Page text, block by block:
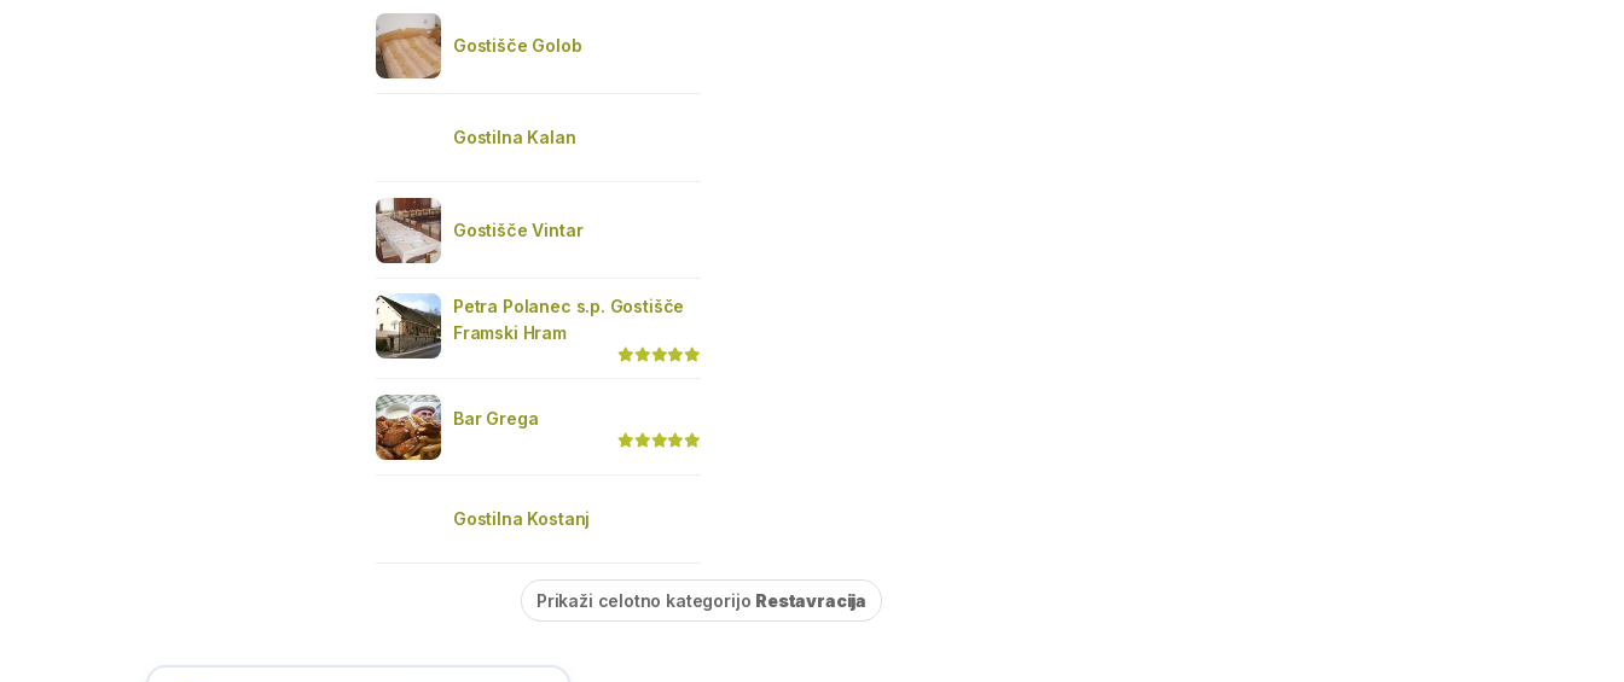
Gostišče Golob
Gostilna Kalan
Gostišče Vintar
Petra Polanec s.p. Gostišče
Framski Hram
Bar Grega
Gostilna Kostanj
Prikaži celotno kategorijo Restavracija